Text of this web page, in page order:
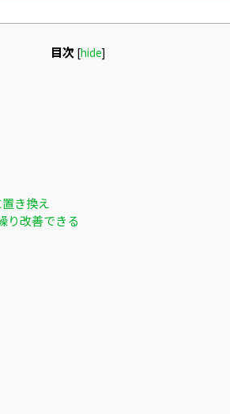
目次 [hide]
き換え
り改善できる